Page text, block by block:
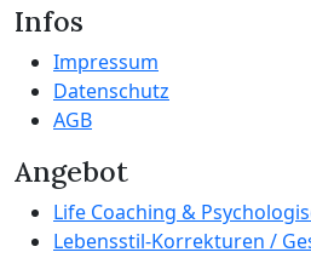
Infos
Impressum
Datenschutz
AGB
Angebot
Life Coaching &
Lebensstil-Korrekturen /